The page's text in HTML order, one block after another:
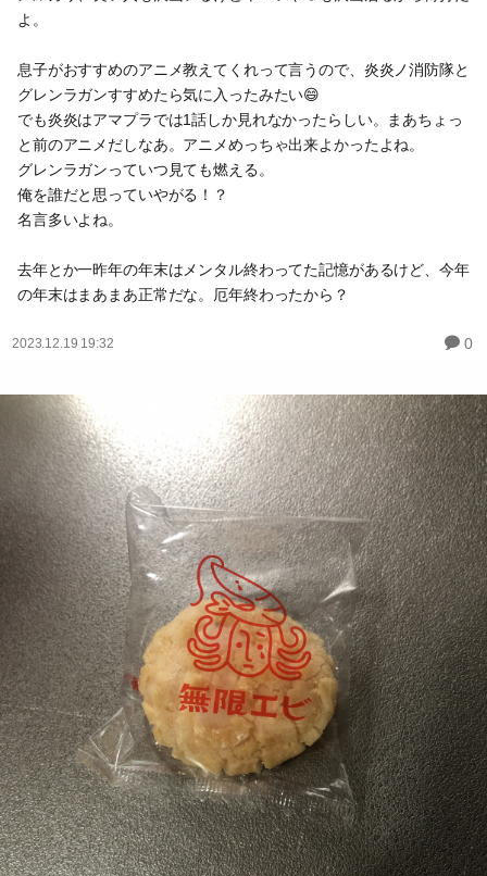
よ。
息子がおすすめのアニメ教えてくれって言うので、炎炎ノ消防隊と
グレンラガンすすめたら気に入ったみたい😄
でも炎炎はアマプラでは1話しか見れなかったらしい。まあちょっ
と前のアニメだしなあ。アニメめっちゃ出来よかったよね。
グレンラガンっていつ見ても燃える。
俺を誰だと思っていやがる！？
名言多いよね。
去年とか一昨年の年末はメンタル終わってた記憶があるけど、今年
の年末はまあまあ正常だな。厄年終わったから？
2023.12.19 19:32 0